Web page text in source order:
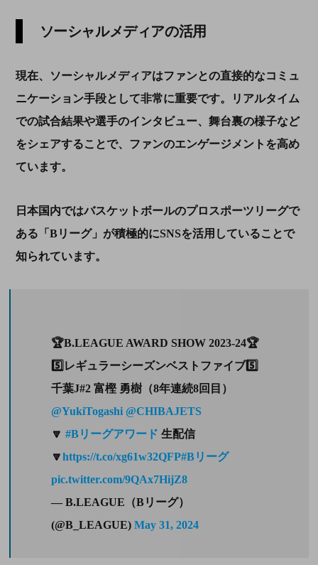
ソーシャルメディアの活用
現在、ソーシャルメディアはファンとの直接的なコミュ
ニケーション手段として非常に重要です。リアルタイム
での試合結果や選手のインタビュー、舞台裏の様子など
をシェアすることで、ファンのエンゲージメントを高め
ています。
日本国内ではバスケットボールのプロスポーツリーグで
ある「 Bリーグ」が積極的にSNSを活用していることで
知られています。
🏆B.LEAGUE AWARD SHOW 2023-24🏆
5️⃣レギュラーシーズンベストファイブ5️⃣
千葉J#2 富樫 勇樹（8年連続8回目）
@YukiTogashi @CHIBAJETS
🔽 #Bリーグアワード 生配信
🔽https://t.co/xg61w32QFP#Bリーグ
pic.twitter.com/9QAx7HijZ8
— B.LEAGUE（Bリーグ）
(@B_LEAGUE) May 31, 2024